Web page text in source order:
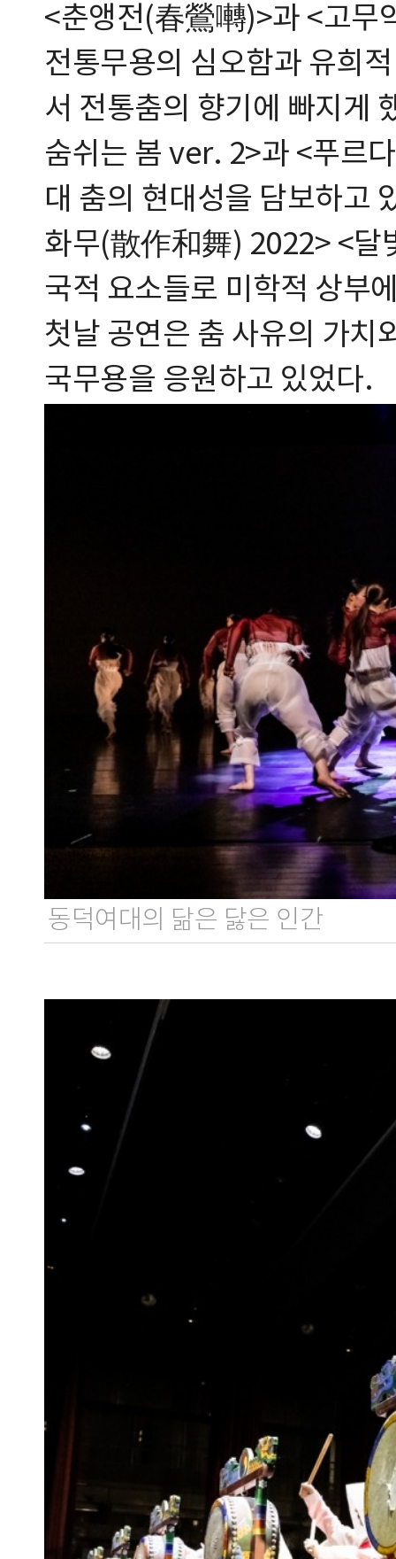
<춘앵전(春鶯囀)>과 <고무
전통무용의 심오함과 유희
서 전통춤의 향기에 빠지게
숨쉬는 봄 ver. 2>과 <푸르
대 춤의 현대성을 담보하고
화무(散作和舞) 2022> <달
국적 요소들로 미학적 상부
첫날 공연은 춤 사유의 가치
국무용을 응원하고 있었다.
동덕여대의 닮은 닳은 인간